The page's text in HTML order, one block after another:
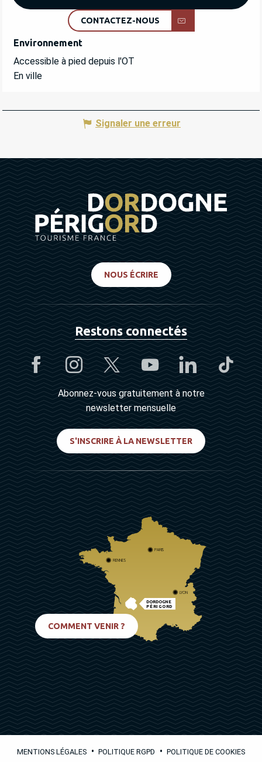
CONTACTEZ-NOUS
Environnement
Environnement
Accessible à pied depuis l'OT
En ville
Signaler une erreur
NOUS ÉCRIRE
Restons connectés
Abonnez-vous gratuitement à notre
newsletter mensuelle
S'INSCRIRE À LA NEWSLETTER
DORDOGNE
PÉRIGORD
PARIS
RENNES
LYON
COMMENT VENIR ?
MENTIONS LÉGALES • POLITIQUE RGPD • POLITIQUE DE COOKIES